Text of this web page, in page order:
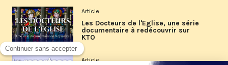
Article
Les Docteurs de l'Église, une série
documentaire à redécouvrir sur
KTO
Article